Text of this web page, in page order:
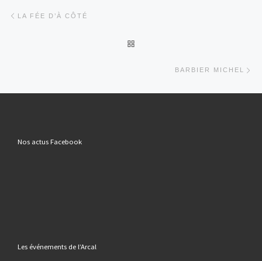
LA FÉE D’À CÔTÉ
BARBIER MICHEL
Nos actus Facebook
Les événements de l’Arcal